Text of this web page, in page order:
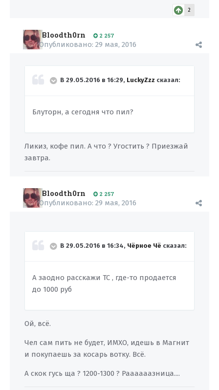
2
Bloodth0rn 2 257
Опубликовано: 29 мая, 2016
В 29.05.2016 в 16:29, LuckyZzz сказал:
Блуторн, а сегодня что пил?
Ликиз, кофе пил. А что ? Угостить ? Приезжай
завтра.
Bloodth0rn 2 257
Опубликовано: 29 мая, 2016
В 29.05.2016 в 16:34, Чёрное Чё сказал:
А заодно расскажи ТС , где-то продается
до 1000 руб
Ой, всё.
Чел сам пить не будет, ИМХО, идешь в Магнит
и покупаешь за косарь вотку. Всё.
А скок гусь ща ? 1200-1300 ? Раааааазница....